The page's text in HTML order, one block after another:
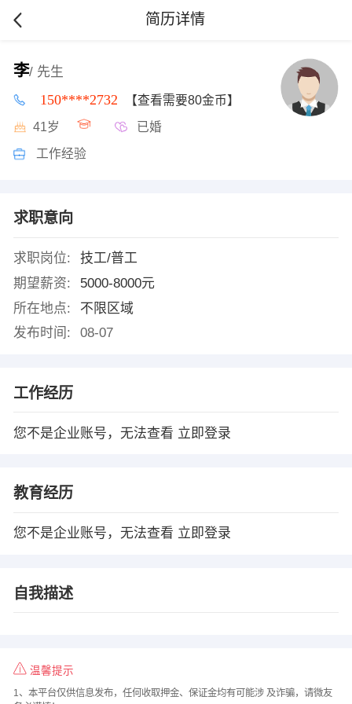
简历详情
李/ 先生
150****2732 【查看需要80金币】
41岁 已婚
工作经验
求职意向
求职岗位:
技工/普工
期望薪资:
5000-8000元
所在地点:
不限区域
发布时间:
08-07
工作经历
您不是企业账号，无法查看 立即登录
教育经历
您不是企业账号，无法查看 立即登录
自我描述
温馨提示
1、本平台仅供信息发布，任何收取押金、保证金均有可能涉 及诈骗，请微友